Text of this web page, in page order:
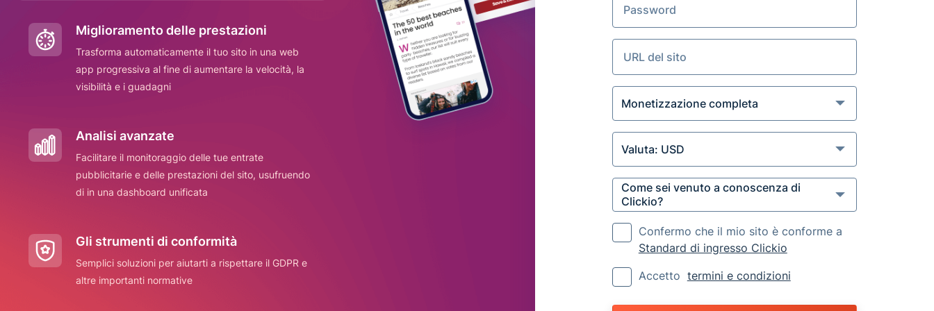
Miglioramento delle prestazioni
Trasforma automaticamente il tuo sito in una web
app progressiva al fine di aumentare la velocità, la
visibilità e i guadagni
Analisi avanzate
Facilitare il monitoraggio delle tue entrate
pubblicitarie e delle prestazioni del sito, usufruendo
di in una dashboard unificata
Gli strumenti di conformità
Semplici soluzioni per aiutarti a rispettare il GDPR e
altre importanti normative
Confermo che il mio sito è conforme a
Standard di ingresso Clickio
Accetto termini e condizioni